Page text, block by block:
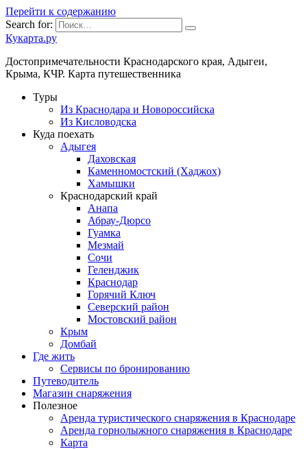
Перейти к содержанию
Search for:
Кукарта.ру
Достопримечательности Краснодарского края, Адыгеи,
Крыма, КЧР. Карта путешественника
Туры
Из Краснодара и Новороссийска
Из Кисловодска
Куда поехать
Адыгея
Даховская
Каменномостский (Хаджох)
Хамышки
Краснодарский край
Анапа
Абрау-Дюрсо
Гуамка
Мезмай
Сочи
Геленджик
Краснодар
Горячий Ключ
Северский район
Мостовский район
Крым
Домбай
Где жить
Сервисы по бронированию
Путеводитель
Магазин снаряжения
Полезное
Аренда туристического снаряжения в Краснодаре
Аренда горнолыжного снаряжения в Краснодаре
Карта